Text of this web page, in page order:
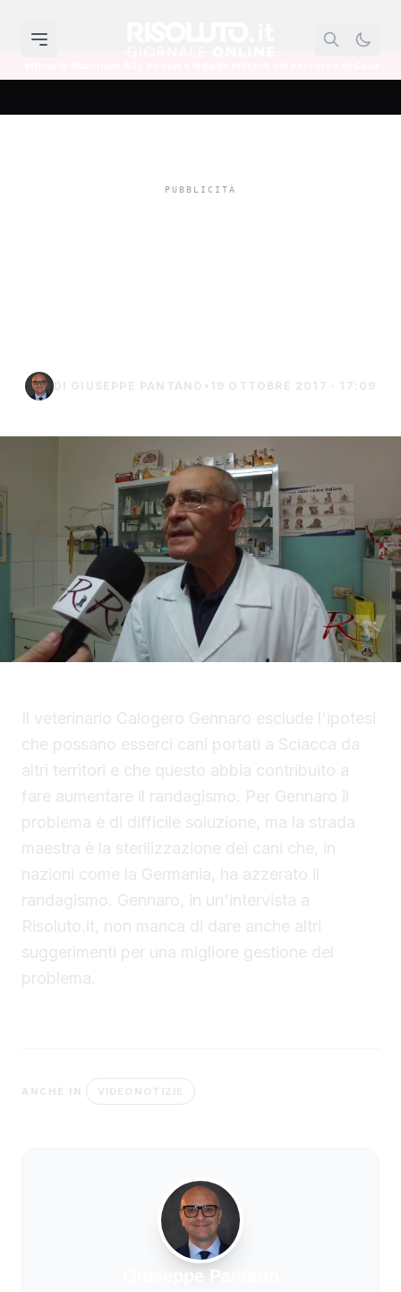
DI GIUSEPPE PANTANO • 19 OTTOBRE 2017 · 17:09
Il veterinario Calogero Gennaro esclude l'ipotesi
che possano esserci cani portati a Sciacca da
altri territori e che questo abbia contribuito a
fare aumentare il randagismo. Per Gennaro il
problema è di difficile soluzione, ma la strada
maestra è la sterilizzazione dei cani che, in
nazioni come la Germania, ha azzerato il
randagismo. Gennaro, in un'intervista a
Risoluto.it, non manca di dare anche altri
suggerimenti per una migliore gestione del
problema.
ANCHE IN VIDEONOTIZIE
Giuseppe Pantano